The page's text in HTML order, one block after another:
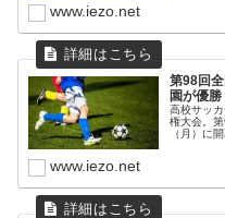
松本国際
長野
京都橘
京都
昌平
埼玉
2PK8
高川学園
2PK7
市立船橋
京都橘
京都
昌平
埼玉
学法石川
福島
1PK3
創成館
1PK4
仙台育英
仙台育英
宮城
市立船橋
千葉
神戸弘陵
兵庫
1
帝京長岡
3
www.iezo.net
第98回
園が優勝
高校サッ
権大会。
（月）に
www.iezo.net